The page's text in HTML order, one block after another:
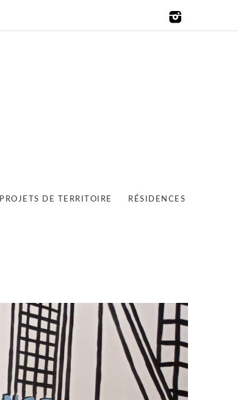
PROJETS DE TERRITOIRE RÉSIDENCES